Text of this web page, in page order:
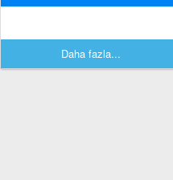
Daha fazla...